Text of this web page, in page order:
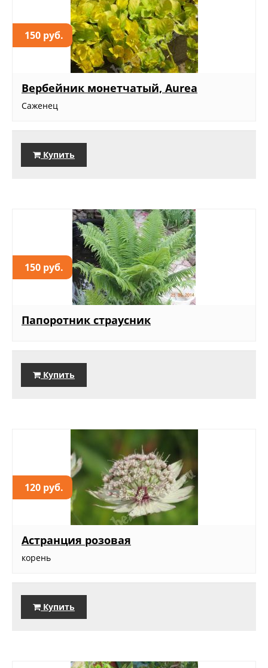
150 руб.
Вербейник монетчатый, Aurea
Саженец
Купить
150 руб.
Папоротник страусник
Купить
120 руб.
Астранция розовая
корень
Купить